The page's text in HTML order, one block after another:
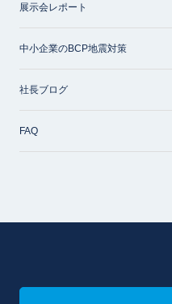
展示会レポート
中小企業のBCP地震対策
社長ブログ
FAQ